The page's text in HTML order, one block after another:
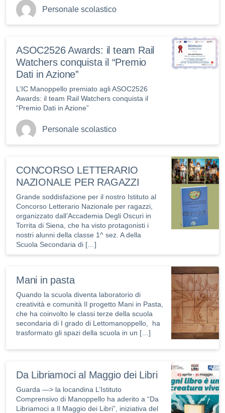
Personale scolastico
ASOC2526 Awards: il team Rail
Watchers conquista il “Premio
Dati in Azione”
L’IC Manoppello premiato agli ASOC2526
Awards: il team Rail Watchers conquista il
“Premio Dati in Azione”
Personale scolastico
CONCORSO LETTERARIO
NAZIONALE PER RAGAZZI
Grande soddisfazione per il nostro Istituto al
Concorso Letterario Nazionale per ragazzi,
organizzato dall’Accademia Degli Oscuri in
Torrita di Siena, che ha visto protagonisti i
nostri alunni della classe 1^ sez. A della
Scuola Secondaria di […]
Mani in pasta
Quando la scuola diventa laboratorio di
creatività e comunità Il progetto Mani in Pasta,
che ha coinvolto le classi terze della scuola
secondaria di I grado di Lettomanoppello, ha
trasformato gli spazi della scuola in un […]
Da Libriamoci al Maggio dei Libri
Guarda —> la locandina L’Istituto
Comprensivo di Manoppello ha aderito a “Da
Libriamoci a Il Maggio dei Libri”, iniziativa del